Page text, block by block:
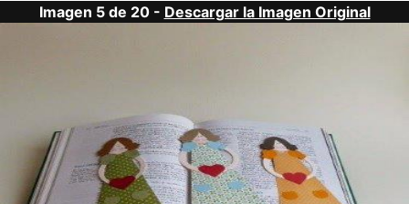
Imagen 5 de 20 - Descargar la Imagen Original